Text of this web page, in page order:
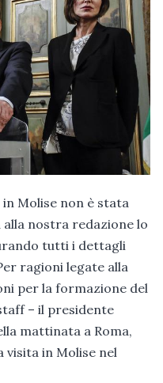
Molise non è stata
alla nostra redazione lo
tutti i dettagli
ragioni legate alla
per la formazione del
– il presidente
mattinata a Roma,
visita in Molise nel